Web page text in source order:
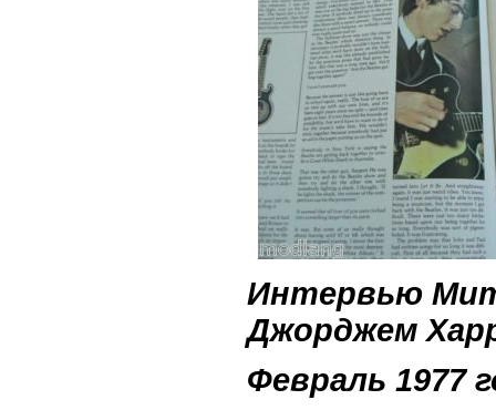
Интервью
Джорджем
Февраль 1977